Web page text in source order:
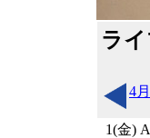
ラ
4月
1(金)